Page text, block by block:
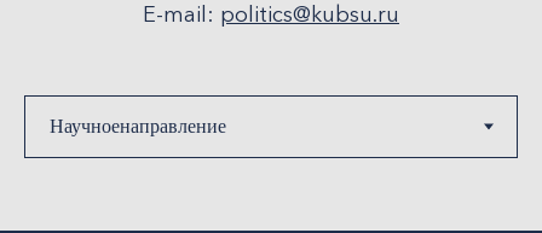
Е-mail: politics@kubsu.ru